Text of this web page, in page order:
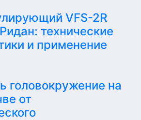
VFS-2R
технические
и применение
головокружение на
от